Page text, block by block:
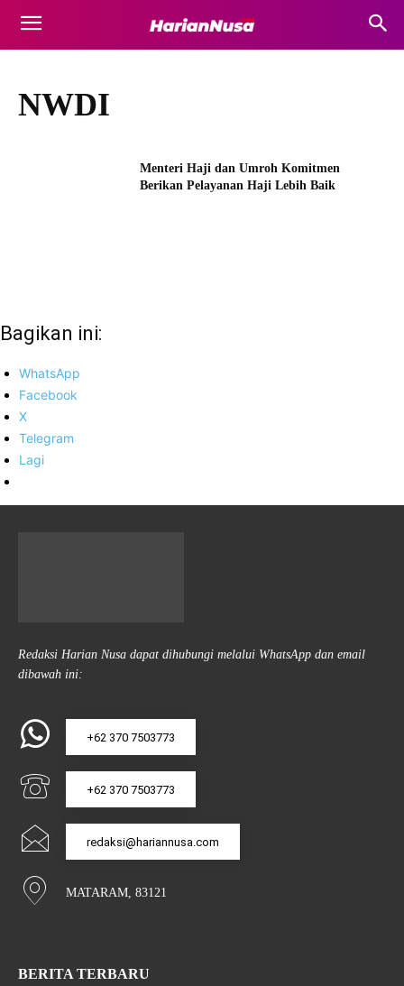
NWDI
Menteri Haji dan Umroh Komitmen
Berikan Pelayanan Haji Lebih Baik
Bagikan ini:
WhatsApp
Facebook
X
Telegram
Lagi
Redaksi Harian Nusa dapat dihubungi melalui WhatsApp dan email
dibawah ini:
+62 370 7503773
+62 370 7503773
redaksi@hariannusa.com
MATARAM, 83121
BERITA TERBARU